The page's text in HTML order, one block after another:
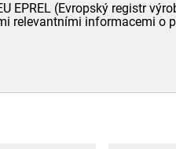
EPREL (Evropský registr
relevantními informacemi o